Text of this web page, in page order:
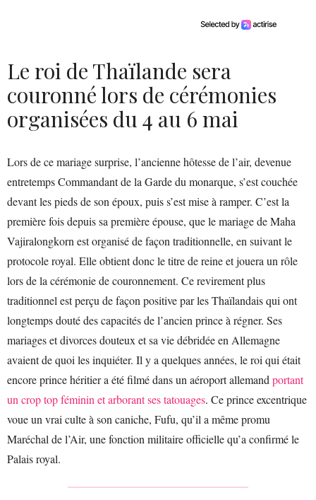
Le roi de Thaïlande sera
couronné lors de cérémonies
organisées du 4 au 6 mai
Lors de ce mariage surprise, l’ancienne hôtesse de l’air, devenue
entretemps Commandant de la Garde du monarque, s’est couchée
devant les pieds de son époux, puis s’est mise à ramper. C’est la
première fois depuis sa première épouse, que le mariage de Maha
Vajiralongkorn est organisé de façon traditionnelle, en suivant le
protocole royal. Elle obtient donc le titre de reine et jouera un rôle
lors de la cérémonie de couronnement. Ce revirement plus
traditionnel est perçu de façon positive par les Thaïlandais qui ont
longtemps douté des capacités de l’ancien prince à régner. Ses
mariages et divorces douteux et sa vie débridée en Allemagne
avaient de quoi les inquiéter. Il y a quelques années, le roi qui était
encore prince héritier a été filmé dans un aéroport allemand portant
un crop top féminin et arborant ses tatouages. Ce prince excentrique
voue un vrai culte à son caniche, Fufu, qu’il a même promu
Maréchal de l’Air, une fonction militaire officielle qu’a confirmé le
Palais royal.